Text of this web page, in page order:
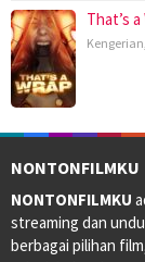
That’s
Kengerian,
NONTONFILMKU
NONTONFILMKU
streaming dan
berbagai pilihan